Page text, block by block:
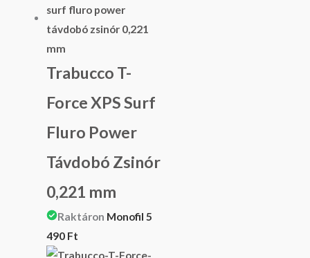
Trabucco T-
Force XPS Surf
Fluro Power
Távdobó Zsinór
0,221 mm
Raktáron Monofil 5
490 Ft